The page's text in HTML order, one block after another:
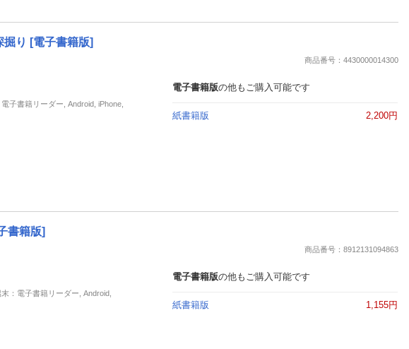
り [電子書籍版]
商品番号：4430000014300
子書籍リーダー, Android, iPhone,
電子書籍版の他もご購入可能です
紙書籍版 2,200円
書籍版]
商品番号：8912131094863
：電子書籍リーダー, Android,
電子書籍版の他もご購入可能です
紙書籍版 1,155円